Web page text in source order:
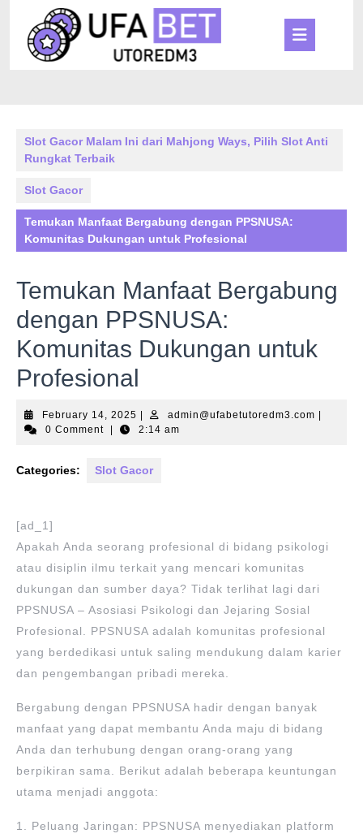
content
Slot Gacor Malam Ini dari Mahjong Ways, Pilih Slot Anti
Rungkat Terbaik
Slot Gacor
Temukan Manfaat Bergabung dengan PPSNUSA:
Komunitas Dukungan untuk Profesional
Temukan Manfaat Bergabung
dengan PPSNUSA:
Komunitas Dukungan untuk
Profesional
February 14, 2025 February
14,
| admin@ufabetutoredm3.com |
0 Comment
| 2:14 am
Categories: Slot Gacor
[ad_1]
Apakah Anda seorang profesional di bidang psikologi
atau disiplin ilmu terkait yang mencari komunitas
dukungan dan sumber daya? Tidak terlihat lagi dari
PPSNUSA – Asosiasi Psikologi dan Jejaring Sosial
Profesional. PPSNUSA adalah komunitas profesional
yang berdedikasi untuk saling mendukung dalam karier
dan pengembangan pribadi mereka.
Bergabung dengan PPSNUSA hadir dengan banyak
manfaat yang dapat membantu Anda maju di bidang
Anda dan terhubung dengan orang-orang yang
berpikiran sama. Berikut adalah beberapa keuntungan
utama menjadi anggota:
1. Peluang Jaringan: PPSNUSA menyediakan platform